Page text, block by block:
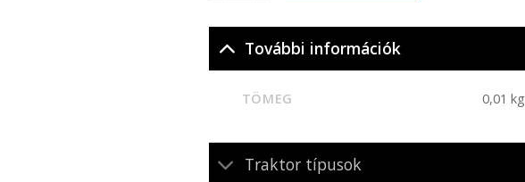
További információk
TÖMEG 0,01 kg
Traktor típusok